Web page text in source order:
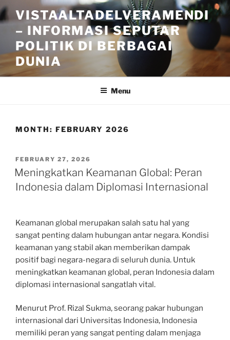
Skip
to
content
VISTAALTADELVERAMENDI
– INFORMASI SEPUTAR
POLITIK DI BERBAGAI
DUNIA
Menu
MONTH: FEBRUARY 2026
POSTED
ON
FEBRUARY 27, 2026
Meningkatkan Keamanan Global: Peran
Indonesia dalam Diplomasi Internasional
Keamanan global merupakan salah satu hal yang
sangat penting dalam hubungan antar negara. Kondisi
keamanan yang stabil akan memberikan dampak
positif bagi negara-negara di seluruh dunia. Untuk
meningkatkan keamanan global, peran Indonesia dalam
diplomasi internasional sangatlah vital.
Menurut Prof. Rizal Sukma, seorang pakar hubungan
internasional dari Universitas Indonesia, Indonesia
memiliki peran yang sangat penting dalam menjaga